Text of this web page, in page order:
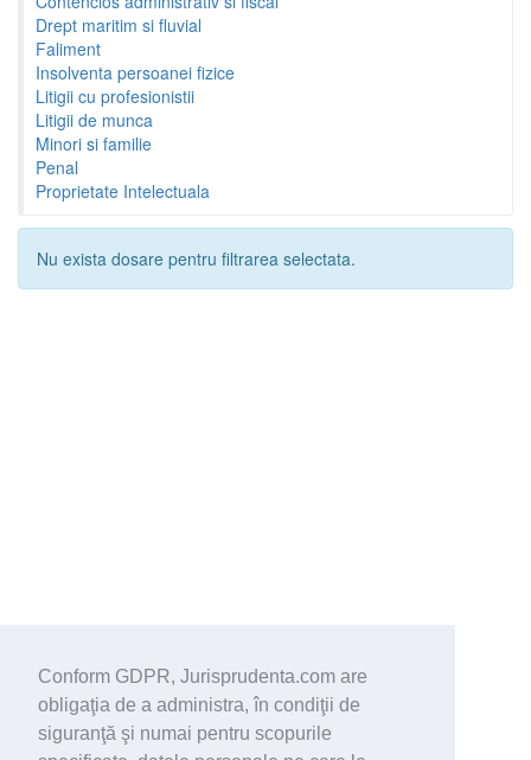
Conform GDPR, Jurisprudenta.com are
obligaţia de a administra, în condiţii de
siguranţă şi numai pentru scopurile
Drept maritim si fluvial
Faliment
Insolventa persoanei fizice
Litigii cu profesionistii
Litigii de munca
Minori si familie
Penal
Proprietate Intelectuala
Nu exista dosare pentru filtrarea selectata.